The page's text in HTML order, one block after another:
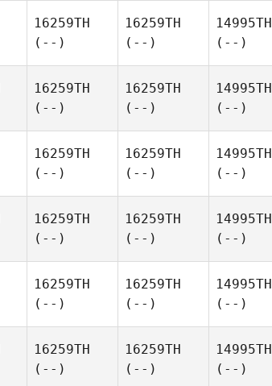
16259TH
(--)
16259TH
(--)
14995TH
(--)
16259TH
(--)
16259TH
(--)
14995TH
(--)
16259TH
(--)
16259TH
(--)
14995TH
(--)
16259TH
(--)
16259TH
(--)
14995TH
(--)
16259TH
(--)
16259TH
(--)
14995TH
(--)
16259TH
(--)
16259TH
(--)
14995TH
(--)